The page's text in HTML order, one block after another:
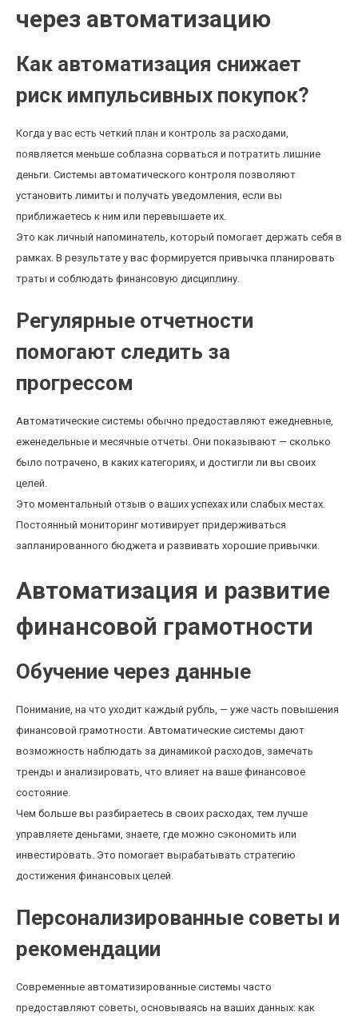
через автоматизацию
Как автоматизация снижает
риск импульсивных покупок?
Когда у вас есть четкий план и контроль за расходами,
появляется меньше соблазна сорваться и потратить лишние
деньги. Системы автоматического контроля позволяют
установить лимиты и получать уведомления, если вы
приближаетесь к ним или перевышаете их.
Это как личный напоминатель, который помогает держать себя в
рамках. В результате у вас формируется привычка планировать
траты и соблюдать финансовую дисциплину.
Регулярные отчетности
помогают следить за
прогрессом
Автоматические системы обычно предоставляют ежедневные,
еженедельные и месячные отчеты. Они показывают — сколько
было потрачено, в каких категориях, и достигли ли вы своих
целей.
Это моментальный отзыв о ваших успехах или слабых местах.
Постоянный мониторинг мотивирует придерживаться
запланированного бюджета и развивать хорошие привычки.
Автоматизация и развитие
финансовой грамотности
Обучение через данные
Понимание, на что уходит каждый рубль, — уже часть повышения
финансовой грамотности. Автоматические системы дают
возможность наблюдать за динамикой расходов, замечать
тренды и анализировать, что влияет на ваше финансовое
состояние.
Чем больше вы разбираетесь в своих расходах, тем лучше
управляете деньгами, знаете, где можно сэкономить или
инвестировать. Это помогает вырабатывать стратегию
достижения финансовых целей.
Персонализированные советы и
рекомендации
Современные автоматизированные системы часто
предоставляют советы, основываясь на ваших данных: как